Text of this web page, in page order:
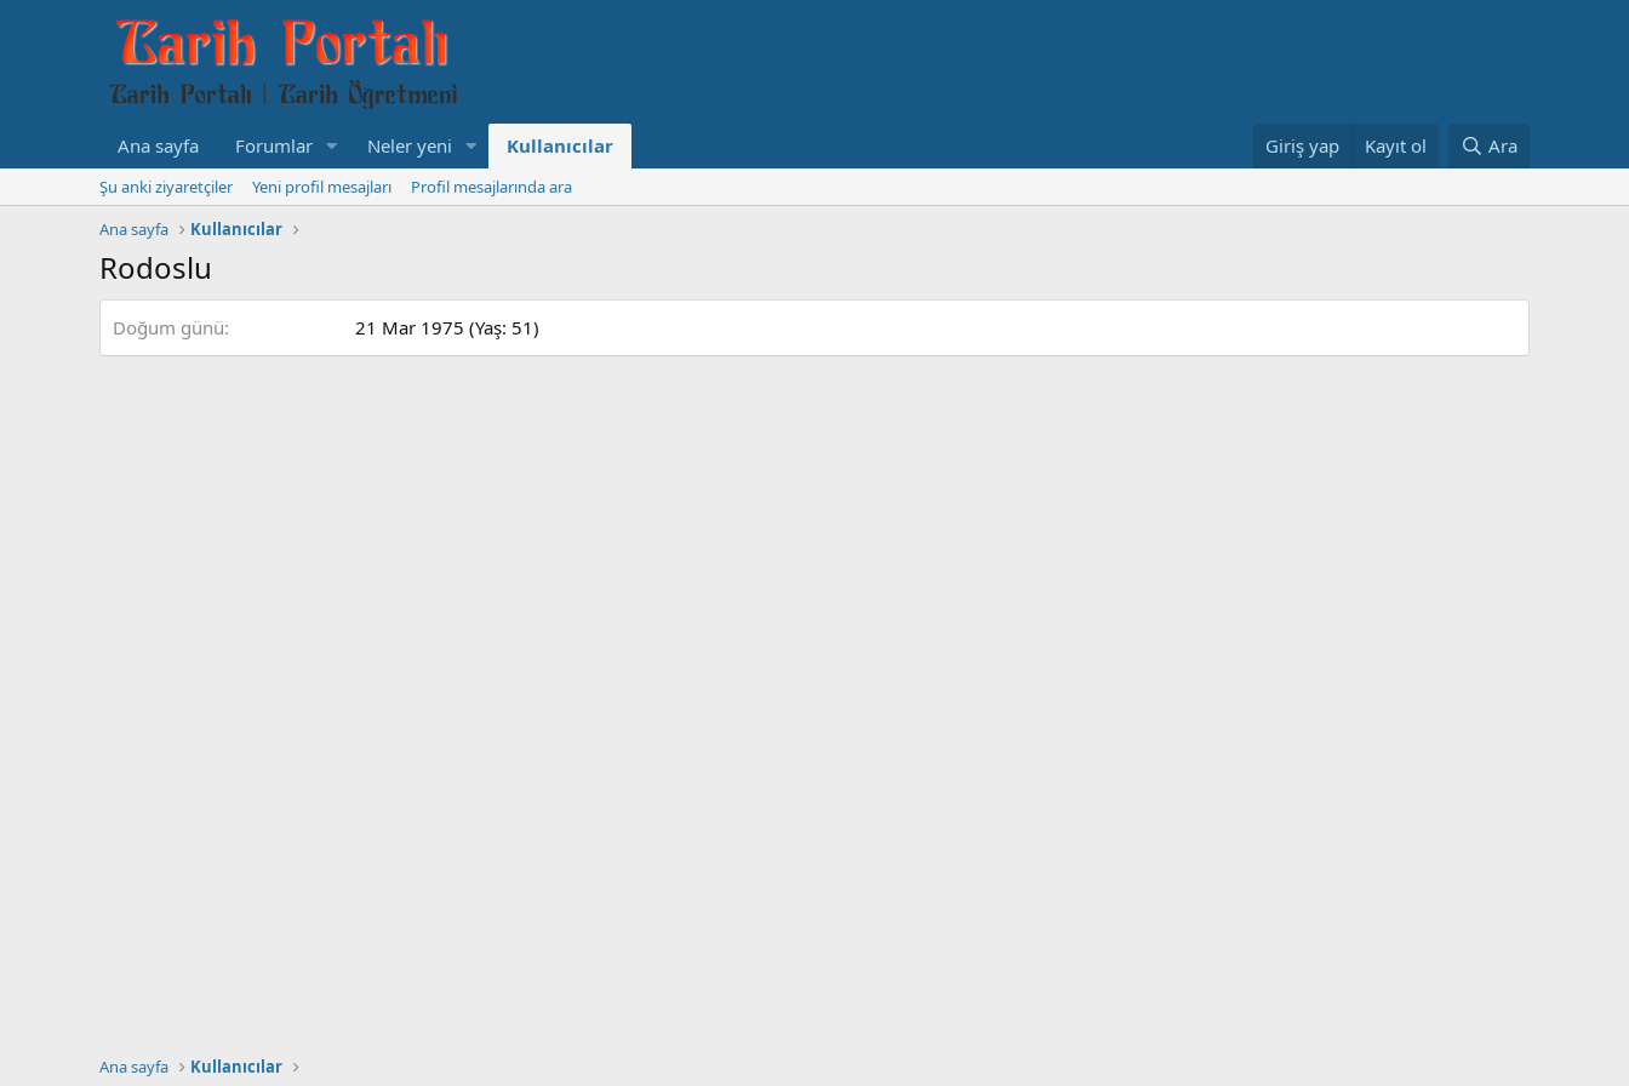
Ana sayfa Forumlar Neler yeni Kullanıcılar Giriş yap Kayıt ol Ara
Şu anki ziyaretçiler Yeni profil mesajları
Profil mesajlarında ara
Ana sayfa
Kullanıcılar
Rodoslu
Doğum günü 21 Mar 1975 (Yaş: 51)
Ana sayfa Kullanıcılar